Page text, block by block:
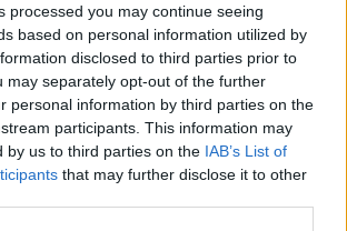
processed you may continue seeing
based on personal information utilized by
disclosed to third parties prior to
may separately opt-out of the further
personal information by third parties on the
participants. This information may
by us to third parties on the IAB’s List of
that may further disclose it to other
kedd
Csíkszeredában:
esett vissza a